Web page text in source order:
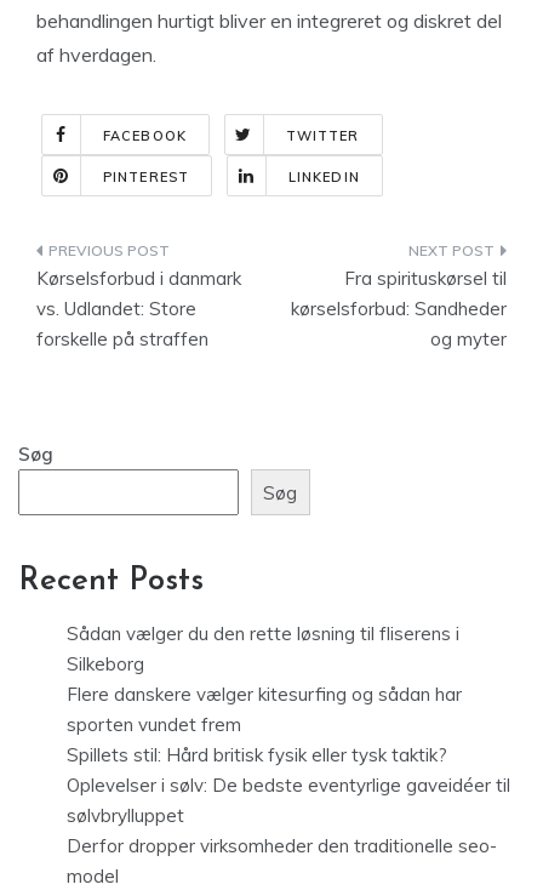
behandlingen hurtigt bliver en integreret og diskret del
af hverdagen.
FACEBOOK TWITTER
PINTEREST LINKEDIN
Indlægsnavigation
Kørselsforbud i danmark
vs. Udlandet: Store
forskelle på straffen
Fra spirituskørsel til
kørselsforbud: Sandheder
og myter
Søg
Søg
Recent Posts
Sådan vælger du den rette løsning til fliserens i
Silkeborg
Flere danskere vælger kitesurfing og sådan har
sporten vundet frem
Spillets stil: Hård britisk fysik eller tysk taktik?
Oplevelser i sølv: De bedste eventyrlige gaveidéer til
sølvbrylluppet
Derfor dropper virksomheder den traditionelle seo-
model